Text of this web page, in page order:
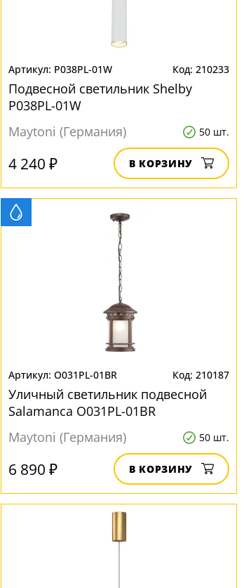
P038PL-01W 210233
Подвесной светильник Shelby
P038PL-01W
Maytoni (Германия)
50 шт.
4 240 ₽ В КОРЗИНУ
O031PL-01BR 210187
Уличный светильник подвесной
Salamanca O031PL-01BR
Maytoni (Германия)
50 шт.
6 890 ₽ В КОРЗИНУ